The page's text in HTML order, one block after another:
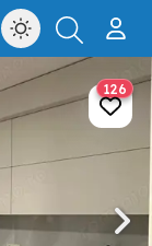
126